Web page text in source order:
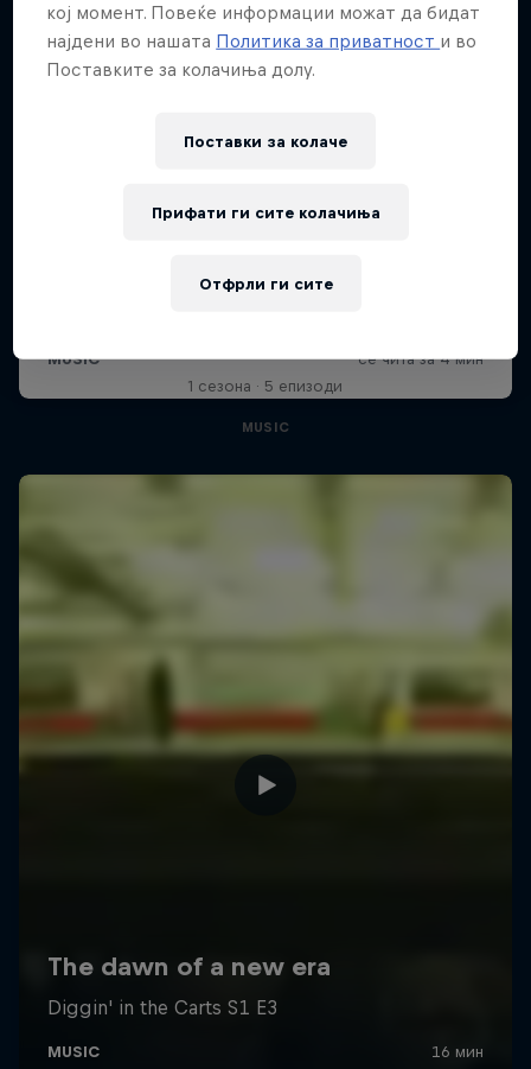
Diggin' in the Carts
1 сезона · 5 епизоди
MUSIC
кој момент. Повеќе информации можат да бидат
најдени во нашата Политика за приватност и во
Поставките за колачиња долу.
Поставки за колачe
Отфрли ги сите
Прифати ги сите колачиња